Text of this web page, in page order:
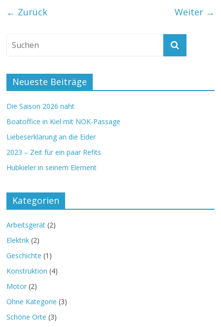
← Zurück Weiter →
Neueste Beiträge
Die Saison 2026 naht
Boatoffice in Kiel mit NOK-Passage
Liebeserklärung an die Eider
2023 – Zeit für ein paar Refits
Hubkieler in seinem Element
Kategorien
Arbeitsgerät (2)
Elektrik (2)
Geschichte (1)
Konstruktion (4)
Motor (2)
Ohne Kategorie (3)
Schöne Orte (3)